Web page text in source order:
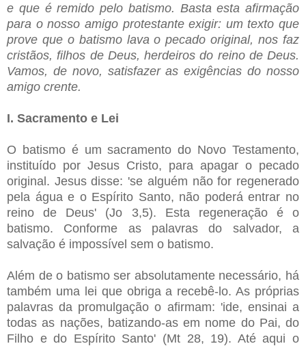
e que é remido pelo batismo. Basta esta afirmação
para o nosso amigo protestante exigir: um texto que
prove que o batismo lava o pecado original, nos faz
cristãos, filhos de Deus, herdeiros do reino de Deus.
Vamos, de novo, satisfazer as exigências do nosso
amigo crente.
I. Sacramento e Lei
O batismo é um sacramento do Novo Testamento,
instituído por Jesus Cristo, para apagar o pecado
original. Jesus disse: 'se alguém não for regenerado
pela água e o Espírito Santo, não poderá entrar no
reino de Deus' (Jo 3,5). Esta regeneração é o
batismo. Conforme as palavras do salvador, a
salvação é impossível sem o batismo.
Além de o batismo ser absolutamente necessário, há
também uma lei que obriga a recebê-lo. As próprias
palavras da promulgação o afirmam: 'ide, ensinai a
todas as nações, batizando-as em nome do Pai, do
Filho e do Espírito Santo' (Mt 28, 19). Até aqui o